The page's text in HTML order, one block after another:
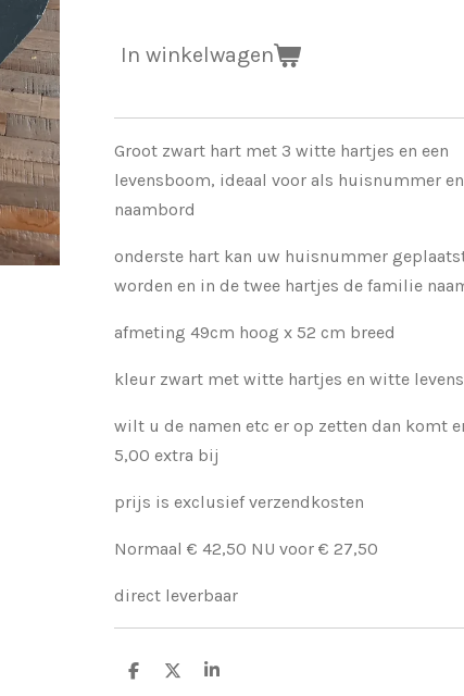
In winkelwagen
Groot zwart hart met 3 witte hartjes en een
levensboom, ideaal voor als huisnummer en
naambord
onderste hart kan uw huisnummer
worden en in de twee hartjes de familie
afmeting 49cm hoog x 52 cm breed
kleur zwart met witte hartjes en witte
wilt u de namen etc er op zetten dan komt
5,00 extra bij
prijs is exclusief verzendkosten
Normaal € 42,50 NU voor € 27,50
direct leverbaar
D
D
S